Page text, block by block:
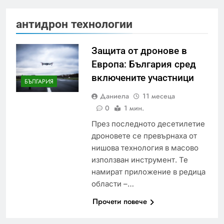
антидрон технологии
БЪЛГАРИЯ
Защита от дронове в
Европа: България сред
включените участници
Даниела
11 месеца
0
1 мин.
През последното десетилетие
дроновете се превърнаха от
нишова технология в масово
използван инструмент. Те
намират приложение в редица
области –…
Прочети повече